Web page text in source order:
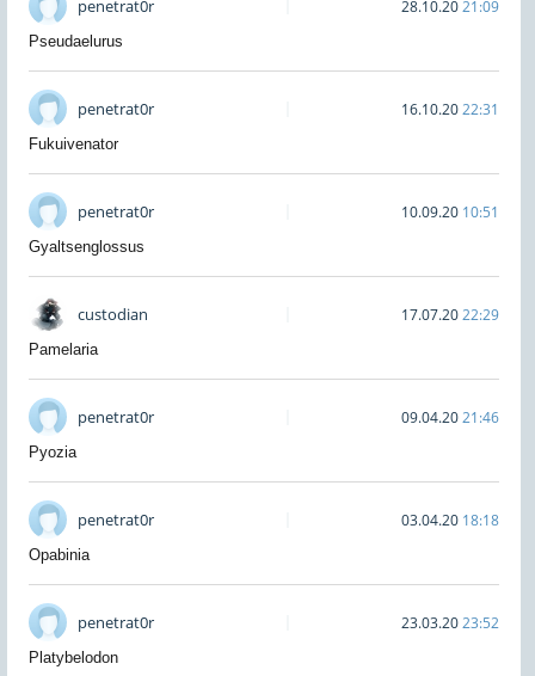
penetrat0r 28.10.2021:09
Pseudaelurus
penetrat0r 16.10.2022:31
Fukuivenator
penetrat0r 10.09.20 10:51
Gyaltsenglossus
custodian 17.07.2022:29
Pamelaria
penetrat0r 09.04.2021:46
Pyozia
penetrat0r 03.04.20 18:18
Opabinia
penetrat0r 23.03.2023:52
Platybelodon